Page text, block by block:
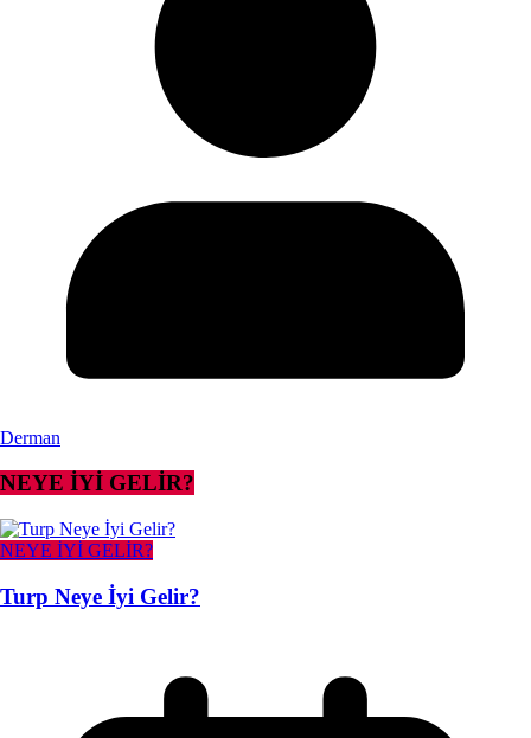
Derman
NEYE İYİ GELİR?
NEYE İYİ GELİR?
Turp Neye İyi Gelir?